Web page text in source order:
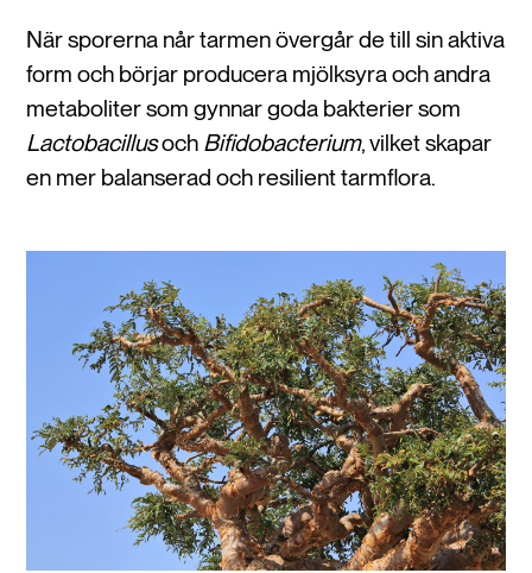
När sporerna når tarmen övergår de till sin aktiva
form och börjar producera mjölksyra och andra
metaboliter som gynnar goda bakterier som
Lactobacillusoch Bifidobacterium, vilket skapar
en mer balanserad och resilient tarmflora.